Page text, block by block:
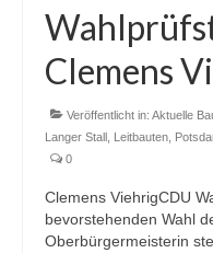
Clemens
Veröffentlicht in: Aktuelle
Langer Stall Leitbauten
0
Clemens ViehrigCDU
bevorstehenden Wahl
Oberbürgermeisterin